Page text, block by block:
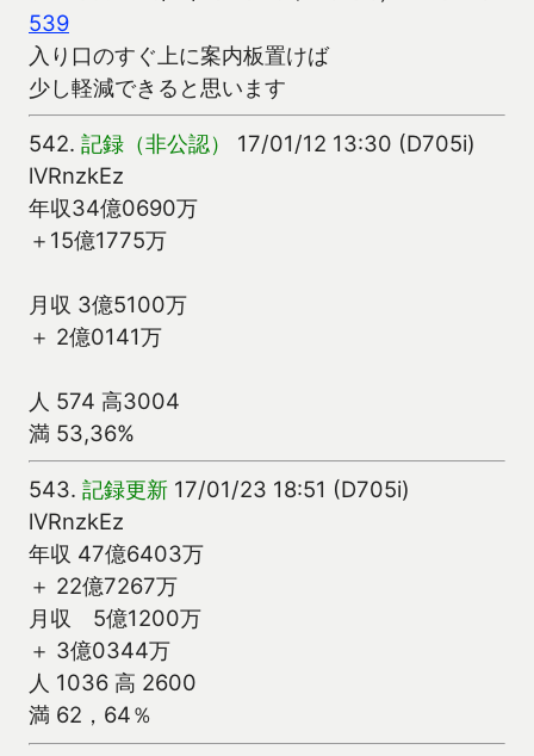
539
入り口のすぐ上に案内板置けば
少し軽減できると思います
542. 記録（非公認）
17/01/12 13:30 (D705i)
lVRnzkEz
年収34億0690万
＋15億1775万
月収 3億5100万
＋ 2億0141万
人 574 高3004
満 53,36%
543. 記録更新 17/01/23 18:51 (D705i)
lVRnzkEz
年収 47億6403万
＋ 22億7267万
月収 5億1200万
＋ 3億0344万
人 1036 高 2600
満 62，64％